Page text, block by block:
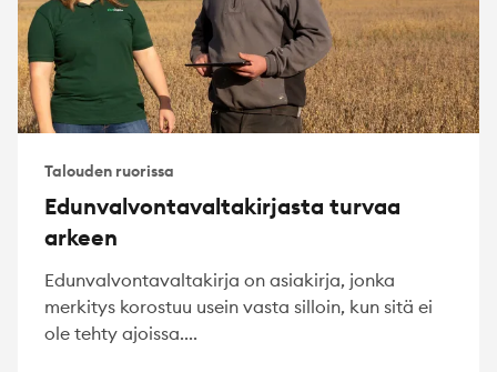
Talouden ruorissa
Edunvalvontavaltakirjasta turvaa
arkeen
Edunvalvontavaltakirja on asiakirja, jonka
merkitys korostuu usein vasta silloin, kun sitä ei
ole tehty ajoissa....